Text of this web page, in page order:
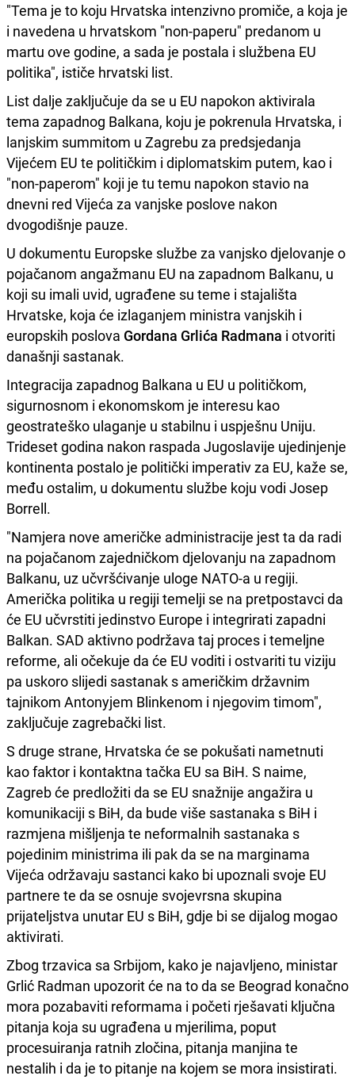
"Tema je to koju Hrvatska intenzivno promiče, a koja je
i navedena u hrvatskom "non-paperu" predanom u
martu ove godine, a sada je postala i službena EU
politika", ističe hrvatski list.
List dalje zaključuje da se u EU napokon aktivirala
tema zapadnog Balkana, koju je pokrenula Hrvatska, i
lanjskim summitom u Zagrebu za predsjedanja
Vijećem EU te političkim i diplomatskim putem, kao i
"non-paperom" koji je tu temu napokon stavio na
dnevni red Vijeća za vanjske poslove nakon
dvogodišnje pauze.
U dokumentu Europske službe za vanjsko djelovanje o
pojačanom angažmanu EU na zapadnom Balkanu, u
koji su imali uvid, ugrađene su teme i stajališta
Hrvatske, koja će izlaganjem ministra vanjskih i
europskih poslova Gordana Grlića Radmana i otvoriti
današnji sastanak.
Integracija zapadnog Balkana u EU u političkom,
sigurnosnom i ekonomskom je interesu kao
geostrateško ulaganje u stabilnu i uspješnu Uniju.
Trideset godina nakon raspada Jugoslavije ujedinjenje
kontinenta postalo je politički imperativ za EU, kaže se,
među ostalim, u dokumentu službe koju vodi Josep
Borrell.
"Namjera nove američke administracije jest ta da radi
na pojačanom zajedničkom djelovanju na zapadnom
Balkanu, uz učvršćivanje uloge NATO-a u regiji.
Američka politika u regiji temelji se na pretpostavci da
će EU učvrstiti jedinstvo Europe i integrirati zapadni
Balkan. SAD aktivno podržava taj proces i temeljne
reforme, ali očekuje da će EU voditi i ostvariti tu viziju
pa uskoro slijedi sastanak s američkim državnim
tajnikom Antonyjem Blinkenom i njegovim timom",
zaključuje zagrebački list.
S druge strane, Hrvatska će se pokušati nametnuti
kao faktor i kontaktna tačka EU sa BiH. S naime,
Zagreb će predložiti da se EU snažnije angažira u
komunikaciji s BiH, da bude više sastanaka s BiH i
razmjena mišljenja te neformalnih sastanaka s
pojedinim ministrima ili pak da se na marginama
Vijeća održavaju sastanci kako bi upoznali svoje EU
partnere te da se osnuje svojevrsna skupina
prijateljstva unutar EU s BiH, gdje bi se dijalog mogao
aktivirati.
Zbog trzavica sa Srbijom, kako je najavljeno, ministar
Grlić Radman upozorit će na to da se Beograd konačno
mora pozabaviti reformama i početi rješavati ključna
pitanja koja su ugrađena u mjerilima, poput
procesuiranja ratnih zločina, pitanja manjina te
nestalih i da je to pitanje na kojem se mora insistirati.